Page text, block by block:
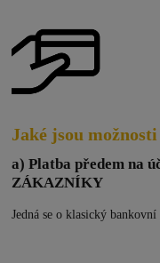
Jaké jsou
a) Platba předem na
ZÁKAZNÍKY
Jedná se o klasický